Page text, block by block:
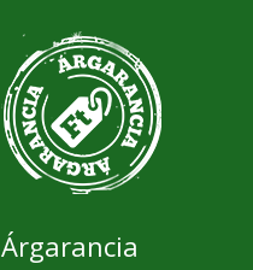
Árgarancia